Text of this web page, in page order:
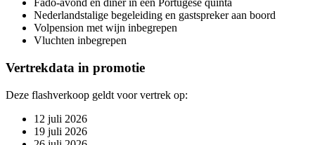
Fado-avond en diner in een Portugese quinta
Nederlandstalige begeleiding en gastspreker aan boord
Volpension met wijn inbegrepen
Vluchten inbegrepen
Vertrekdata in promotie
Deze flashverkoop geldt voor vertrek op:
12 juli 2026
19 juli 2026